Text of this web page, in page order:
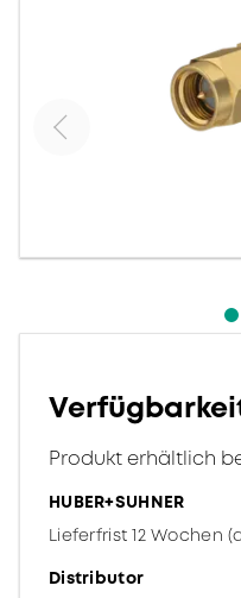
Produkt erhältlich
HUBER+SUHNER
Lieferfrist 12 Wochen
Distributor